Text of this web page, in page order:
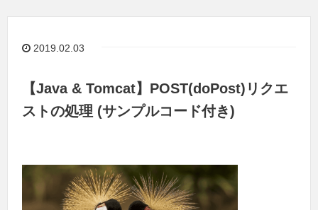
2019.02.03
【Java & Tomcat】POST(doPost)リクエ
ストの処理 (サンプルコード付き)